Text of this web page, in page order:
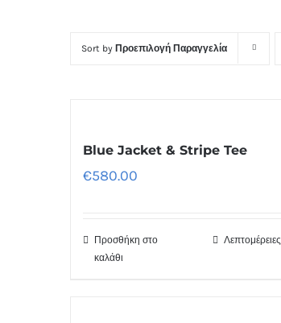
Sort by Προεπιλογή Παραγγελία
Blue Jacket & Stripe Tee
€580.00
Προσθήκη στο
καλάθι
Λεπτομέρειες